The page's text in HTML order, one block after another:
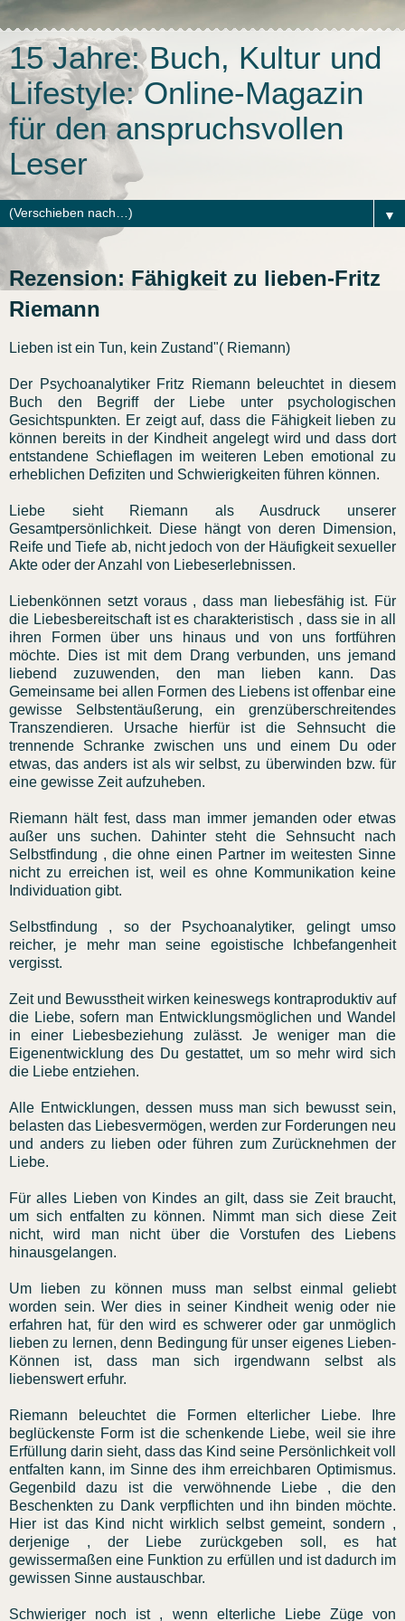
15 Jahre: Buch, Kultur und
Lifestyle: Online-Magazin
für den anspruchsvollen
Leser
▼
Rezension: Fähigkeit zu lieben-Fritz
Riemann
Lieben ist ein Tun, kein Zustand"( Riemann)
Der Psychoanalytiker Fritz Riemann beleuchtet in diesem
Buch den Begriff der Liebe unter psychologischen
Gesichtspunkten. Er zeigt auf, dass die Fähigkeit lieben zu
können bereits in der Kindheit angelegt wird und dass dort
entstandene Schieflagen im weiteren Leben emotional zu
erheblichen Defiziten und Schwierigkeiten führen können.
Liebe sieht Riemann als Ausdruck unserer
Gesamtpersönlichkeit. Diese hängt von deren Dimension,
Reife und Tiefe ab, nicht jedoch von der Häufigkeit sexueller
Akte oder der Anzahl von Liebeserlebnissen.
Liebenkönnen setzt voraus , dass man liebesfähig ist. Für
die Liebesbereitschaft ist es charakteristisch , dass sie in all
ihren Formen über uns hinaus und von uns fortführen
möchte. Dies ist mit dem Drang verbunden, uns jemand
liebend zuzuwenden, den man lieben kann. Das
Gemeinsame bei allen Formen des Liebens ist offenbar eine
gewisse Selbstentäußerung, ein grenzüberschreitendes
Transzendieren. Ursache hierfür ist die Sehnsucht die
trennende Schranke zwischen uns und einem Du oder
etwas, das anders ist als wir selbst, zu überwinden bzw. für
eine gewisse Zeit aufzuheben.
Riemann hält fest, dass man immer jemanden oder etwas
außer uns suchen. Dahinter steht die Sehnsucht nach
Selbstfindung , die ohne einen Partner im weitesten Sinne
nicht zu erreichen ist, weil es ohne Kommunikation keine
Individuation gibt.
Selbstfindung , so der Psychoanalytiker, gelingt umso
reicher, je mehr man seine egoistische Ichbefangenheit
vergisst.
Zeit und Bewusstheit wirken keineswegs kontraproduktiv auf
die Liebe, sofern man Entwicklungsmöglichen und Wandel
in einer Liebesbeziehung zulässt. Je weniger man die
Eigenentwicklung des Du gestattet, um so mehr wird sich
die Liebe entziehen.
Alle Entwicklungen, dessen muss man sich bewusst sein,
belasten das Liebesvermögen, werden zur Forderungen neu
und anders zu lieben oder führen zum Zurücknehmen der
Liebe.
Für alles Lieben von Kindes an gilt, dass sie Zeit braucht,
um sich entfalten zu können. Nimmt man sich diese Zeit
nicht, wird man nicht über die Vorstufen des Liebens
hinausgelangen.
Um lieben zu können muss man selbst einmal geliebt
worden sein. Wer dies in seiner Kindheit wenig oder nie
erfahren hat, für den wird es schwerer oder gar unmöglich
lieben zu lernen, denn Bedingung für unser eigenes Lieben-
Können ist, dass man sich irgendwann selbst als
liebenswert erfuhr.
Riemann beleuchtet die Formen elterlicher Liebe. Ihre
beglückenste Form ist die schenkende Liebe, weil sie ihre
Erfüllung darin sieht, dass das Kind seine Persönlichkeit voll
entfalten kann, im Sinne des ihm erreichbaren Optimismus.
Gegenbild dazu ist die verwöhnende Liebe , die den
Beschenkten zu Dank verpflichten und ihn binden möchte.
Hier ist das Kind nicht wirklich selbst gemeint, sondern ,
derjenige , der Liebe zurückgeben soll, es hat
gewissermaßen eine Funktion zu erfüllen und ist dadurch im
gewissen Sinne austauschbar.
Schwieriger noch ist , wenn elterliche Liebe Züge von